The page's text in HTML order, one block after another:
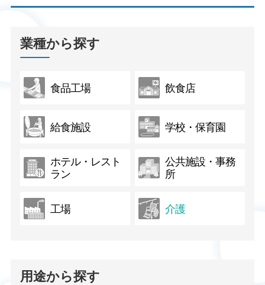
業種から探す
食品工場 飲食店
給食施設 学校・保育園
ホテル・レスト
ラン
公共施設・事務
所
工場 介護
用途から探す